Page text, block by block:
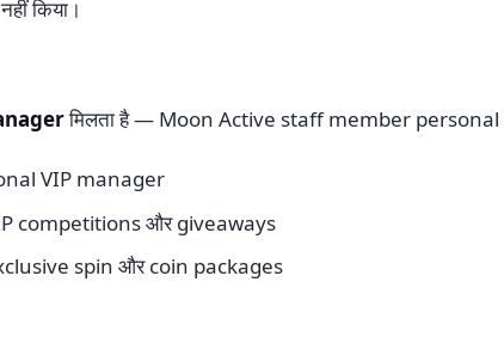
किया।
मिलता है — Moon Active staff member
VIP manager
competitions और giveaways
spin और coin packages